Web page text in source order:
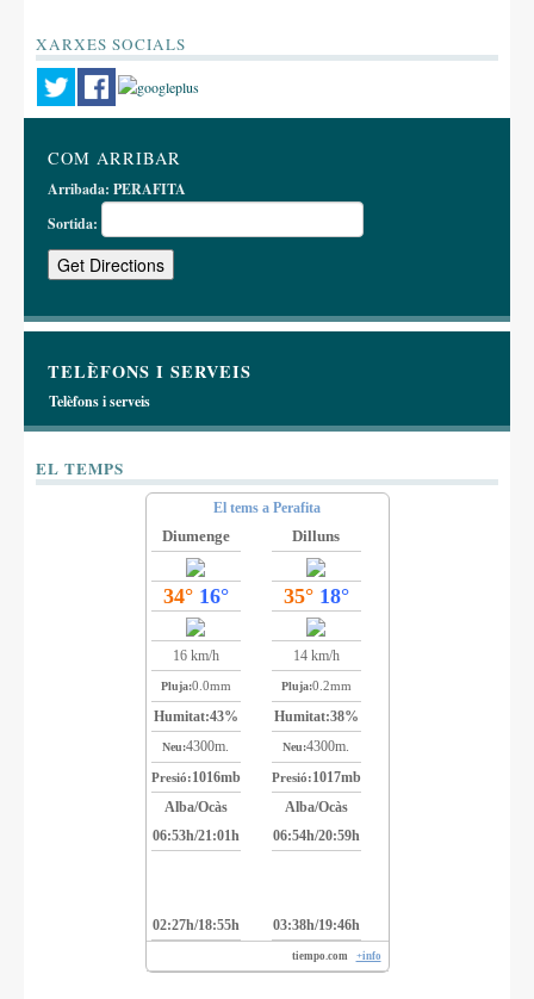
XARXES SOCIALS
COM ARRIBAR
Arribada: PERAFITA
Sortida:
TELÈFONS I SERVEIS
Telèfons i serveis
EL TEMPS
El tems a Perafita
Diumenge
34° 16°
16 km/h
Pluja:0.0mm
Humitat:43%
Neu:4300m.
Presió:1016mb
Alba/Ocàs
06:53h/21:01h
02:27h/18:55h
Dilluns
35° 18°
14 km/h
Pluja:0.2mm
Humitat:38%
Neu:4300m.
Presió:1017mb
Alba/Ocàs
06:54h/20:59h
03:38h/19:46h
tiempo.com +info